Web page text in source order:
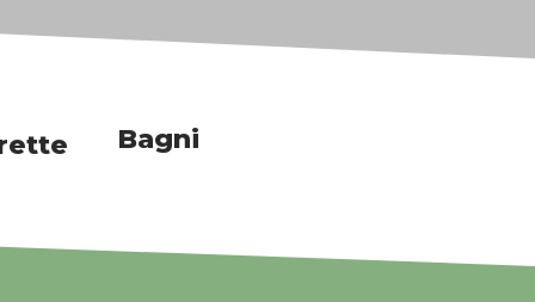
Bagni